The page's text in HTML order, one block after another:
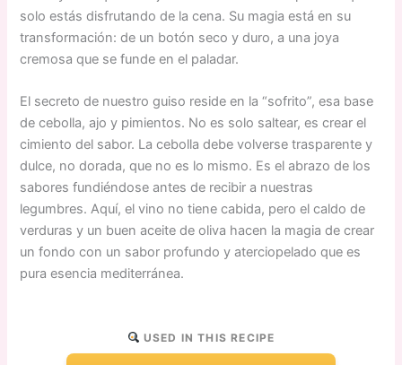
solo estás disfrutando de la cena. Su magia está en su
transformación: de un botón seco y duro, a una joya
cremosa que se funde en el paladar.
El secreto de nuestro guiso reside en la “sofrito”, esa base
de cebolla, ajo y pimientos. No es solo saltear, es crear el
cimiento del sabor. La cebolla debe volverse trasparente y
dulce, no dorada, que no es lo mismo. Es el abrazo de los
sabores fundiéndose antes de recibir a nuestras
legumbres. Aquí, el vino no tiene cabida, pero el caldo de
verduras y un buen aceite de oliva hacen la magia de crear
un fondo con un sabor profundo y aterciopelado que es
pura esencia mediterránea.
USED IN THIS RECIPE